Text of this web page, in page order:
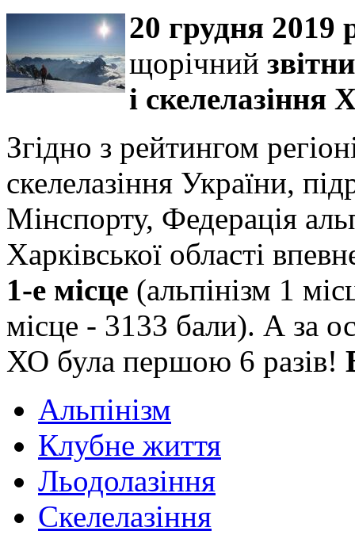
20 грудня 2019
щорічний
і скелелазіння
Згідно з рейтингом
скелелазіння України,
Мінспорту, Федерація
Харківської області
1-е місце (альпінізм 1
місце - 3133 бали). А за
ХО була першою 6 разів!
Альпінізм
Клубне життя
Льодолазіння
Скелелазіння